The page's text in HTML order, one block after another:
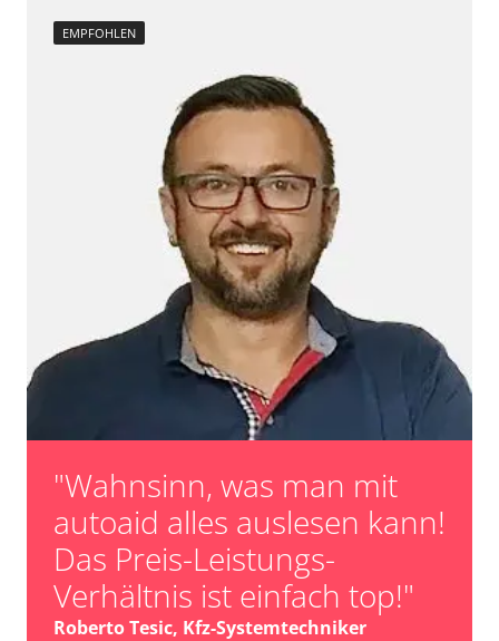
Reset nach Kupplungswechsel
Scheinwerfereinstellung
Servicerückstellung
Steuergerät Initialisierung
Turbolader Adaptionswerte zurücksetzen
unbekannte Funktion
Zurücksetzen der AGR Adaptionswerte
Verfügbarkeit abhängig von Modell, Motorisierung, Ausstattung
EMPFOHLEN
"Wahnsinn, was man mit
autoaid alles auslesen kann!
Das Preis-Leistungs-
Verhältnis ist einfach top!"
Roberto Tesic, Kfz-Systemtechniker